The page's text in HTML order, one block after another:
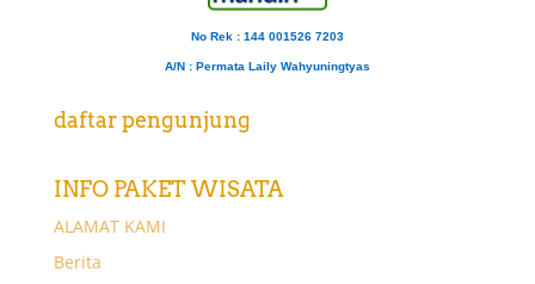
No Rek : 144 001526 7203
A/N : Permata Laily Wahyuningtyas
daftar pengunjung
INFO PAKET WISATA
ALAMAT KAMI
Berita